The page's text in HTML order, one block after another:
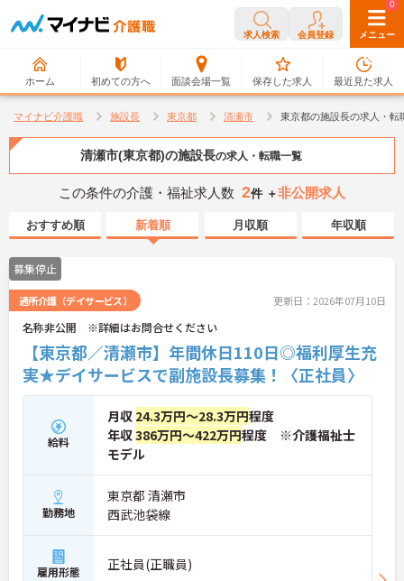
求人検索 会員登録 メニュー
ホーム 初めての方へ 面談会場一覧
0
保存した求人
0
最近見た求人
マイナビ介護職 施設長 東京都 清瀬市 東京都の施設長の求人・転
清瀬市(東京都)の施設長の求人・転職一覧
この条件の介護・福祉求人数 2件 ＋非公開求人
おすすめ順 新着順 月収順 年収順
募集停止
通所介護（デイサービス） 更新日：2026年07月10日
名称非公開 ※詳細はお問合せください
【東京都／清瀬市】年間休日110日◎福利厚生充
実★デイサービスで副施設長募集！〈正社員〉
給料
月収 24.3万円～28.3万円程度
年収386万円～422万円程度 ※介護福祉士
モデル
勤務地
東京都 清瀬市
西武池袋線
雇用形態 正社員(正職員)